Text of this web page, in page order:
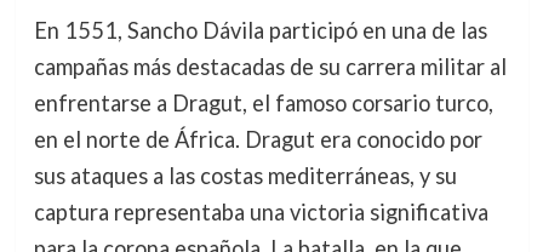
En 1551, Sancho Dávila participó en una de las
campañas más destacadas de su carrera militar al
enfrentarse a Dragut, el famoso corsario turco,
en el norte de África. Dragut era conocido por
sus ataques a las costas mediterráneas, y su
captura representaba una victoria significativa